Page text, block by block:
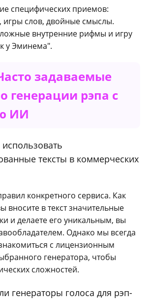
специфических приемов:
игры слов, двойные смыслы.
внутренние рифмы и игру
у Эминема".
задаваемые
генерации рэпа с
ИИ
тексты в коммерческих
конкретного сервиса. Как
вносите в текст значительные
и делаете его уникальным, вы
Однако мы всегда
с лицензионным
генератора, чтобы
сложностей.
генераторы голоса для рэп-